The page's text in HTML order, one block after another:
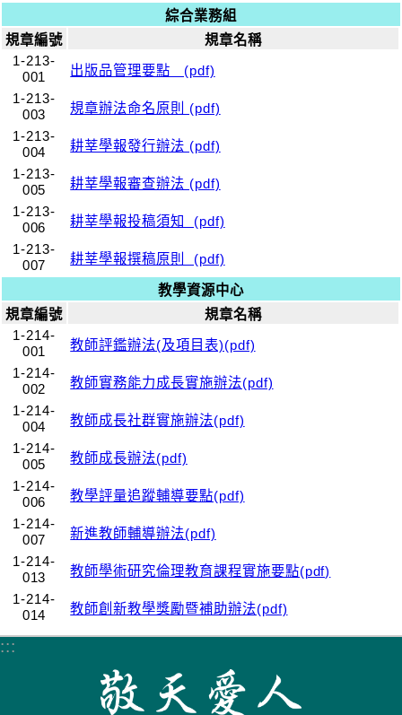
綜合業務組
規章編號
規章名稱
1-213-
001
出版品管理要點 (pdf)
1-213-
003
規章辦法命名原則 (pdf)
1-213-
004
耕莘學報發行辦法 (pdf)
1-213-
005
耕莘學報審查辦法 (pdf)
1-213-
006
耕莘學報投稿須知 (pdf)
1-213-
007
耕莘學報撰稿原則 (pdf)
教學資源中心
規章編號
規章名稱
1-214-
001
教師評鑑辦法(及項目表)(pdf)
1-214-
002
教師實務能力成長實施辦法(pdf)
1-214-
004
教師成長社群實施辦法(pdf)
1-214-
005
教師成長辦法(pdf)
1-214-
006
教學評量追蹤輔導要點(pdf)
1-214-
007
新進教師輔導辦法(pdf)
1-214-
013
教師學術研究倫理教育課程實施要點(pdf)
1-214-
014
教師創新教學獎勵暨補助辦法(pdf)
:::